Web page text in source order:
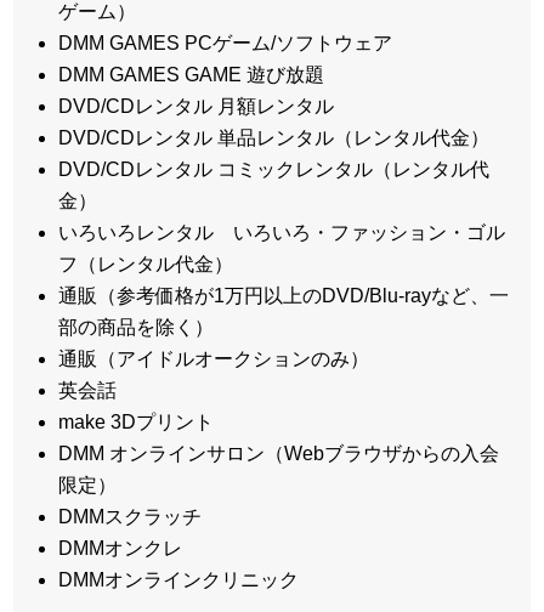
ゲーム）
DMM GAMES PCゲーム/ソフトウェア
DMM GAMES GAME 遊び放題
DVD/CDレンタル 月額レンタル
DVD/CDレンタル 単品レンタル（レンタル代金）
DVD/CDレンタル コミックレンタル（レンタル代
金）
いろいろレンタル いろいろ・ファッション・ゴル
フ（レンタル代金）
通販（参考価格が1万円以上のDVD/Blu-rayなど、一
部の商品を除く）
通販（アイドルオークションのみ）
英会話
make 3Dプリント
DMM オンラインサロン（Webブラウザからの入会
限定）
DMMスクラッチ
DMMオンクレ
DMMオンラインクリニック